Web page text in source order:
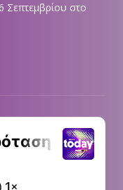
Σεπτεμβρίου στο